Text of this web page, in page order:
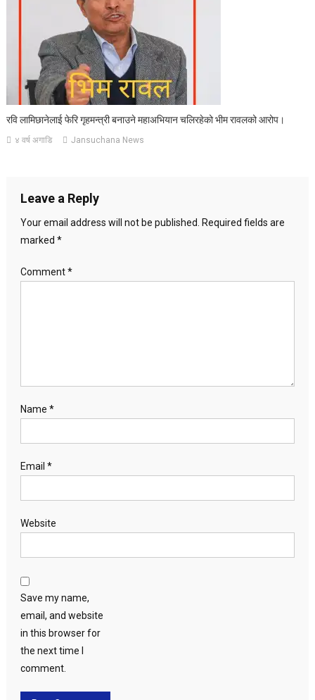
रवि लामिछानेलाई फेरि गृहमन्त्री बनाउने महाअभियान चलिरहेको भीम रावलको आरोप।
४ वर्ष अगाडि Jansuchana News
Leave a Reply
Your email address will not be published. Required fields are
marked *
Comment*
Name *
Email *
Website
Save my name,
email, and website
in this browser for
the next time I
comment.